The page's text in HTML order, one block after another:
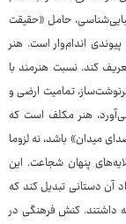
حامل «حقیقت
اندام‌وار است. هنر
کند. نسبت هنرمند با
تمامیت ارضی و
هنر مکلف است که
میدان» باشد، نه لزوما
پنهان شجاعت. این
آن دستانی تبدیل کند که
داشتند. کنش فرهنگی در